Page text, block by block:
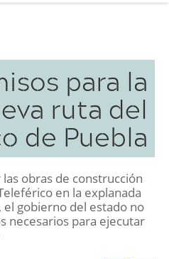
para la
ruta del
de Puebla
obras de construcción
en la explanada
el gobierno del estado no
necesarios para ejecutar